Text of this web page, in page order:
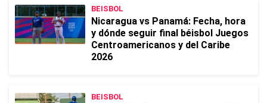
BEISBOL
Nicaragua vs Panamá: Fecha, hora
y dónde seguir final béisbol Juegos
Centroamericanos y del Caribe
2026
BEISBOL